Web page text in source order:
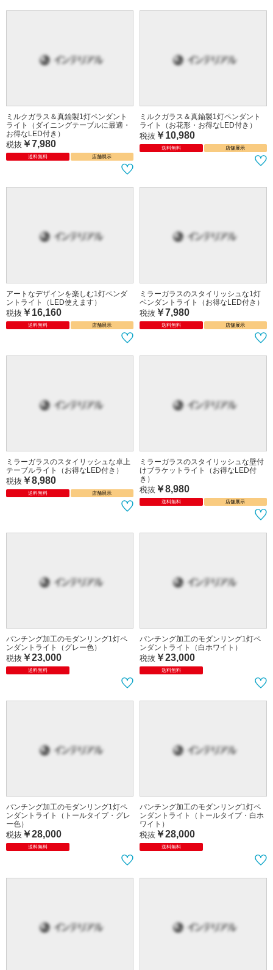
ミルクガラス＆真鍮製1灯ペンダント
ライト（ダイニングテーブルに最適・
お得なLED付き）
税抜 ￥7,980
送料無料 店舗展示
ミルクガラス＆真鍮製1灯ペンダント
ライト（お花形・お得なLED付き）
税抜 ￥10,980
送料無料 店舗展示
アートなデザインを楽しむ1灯ペンダ
ントライト（LED使えます）
税抜 ￥16,160
送料無料 店舗展示
ミラーガラスのスタイリッシュな1灯
ペンダントライト（お得なLED付き）
税抜 ￥7,980
送料無料 店舗展示
ミラーガラスのスタイリッシュな卓上
テーブルライト（お得なLED付き）
税抜 ￥8,980
送料無料 店舗展示
ミラーガラスのスタイリッシュな壁付
けブラケットライト（お得なLED付
き）
税抜 ￥8,980
送料無料 店舗展示
パンチング加工のモダンリング1灯ペ
ンダントライト（グレー色）
税抜 ￥23,000
送料無料
パンチング加工のモダンリング1灯ペ
ンダントライト（白ホワイト）
税抜 ￥23,000
送料無料
パンチング加工のモダンリング1灯ペ
ンダントライト（トールタイプ・グレ
ー色）
税抜 ￥28,000
送料無料
パンチング加工のモダンリング1灯ペ
ンダントライト（トールタイプ・白ホ
ワイト）
税抜 ￥28,000
送料無料